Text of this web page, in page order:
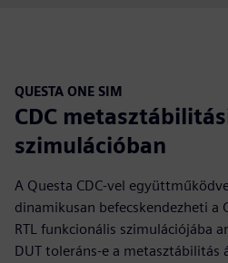
QUESTA ONE SIM
CDC
szimulációban
A Questa CDC-vel
dinamikusan befecskendezheti a
RTL funkcionális szimulációjába
DUT toleráns-e a